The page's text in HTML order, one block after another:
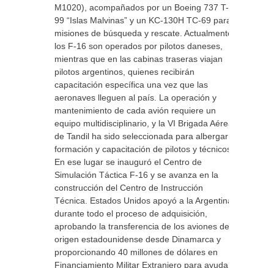
M1020), acompañados por un Boeing 737 T-
99 “Islas Malvinas” y un KC-130H TC-69 para
misiones de búsqueda y rescate. Actualmente,
los F-16 son operados por pilotos daneses,
mientras que en las cabinas traseras viajan
pilotos argentinos, quienes recibirán
capacitación específica una vez que las
aeronaves lleguen al país. La operación y
mantenimiento de cada avión requiere un
equipo multidisciplinario, y la VI Brigada Aérea
de Tandil ha sido seleccionada para albergar la
formación y capacitación de pilotos y técnicos.
En ese lugar se inauguró el Centro de
Simulación Táctica F-16 y se avanza en la
construcción del Centro de Instrucción
Técnica. Estados Unidos apoyó a la Argentina
durante todo el proceso de adquisición,
aprobando la transferencia de los aviones de
origen estadounidense desde Dinamarca y
proporcionando 40 millones de dólares en
Financiamiento Militar Extranjero para ayudar